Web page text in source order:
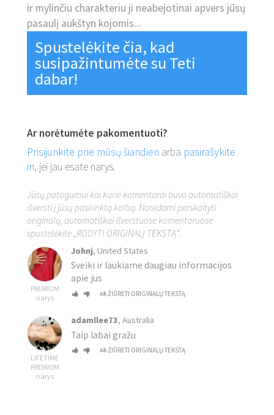
ir mylinčiu charakteriu ji neabejotinai apvers jūsų
pasaulį aukštyn kojomis...
Spustelėkite čia, kad
susipažintumėte su Teti
dabar!
Ar norėtumėte pakomentuoti?
Prisijunkite prie mūsų šiandien arba pasirašykite
in, jei jau esate narys.
Jūsų patogumui kai kurie komentarai buvo automatiškai
išversti į jūsų pasirinktą kalbą. Norėdami perskaityti
originalą, automatiškai išverstuose komentaruose
spustelėkite „RODYTI ORIGINALĮ TEKSTĄ“.
PREMIUM
narys
Johnj, United States
Sveiki ir laukiame daugiau informacijos
apie jus
ŽIŪRĖTI ORIGINALŲ TEKSTĄ
LIFETIME
PREMIUM
narys
adamllee73, Australia
Taip labai gražu
ŽIŪRĖTI ORIGINALŲ TEKSTĄ